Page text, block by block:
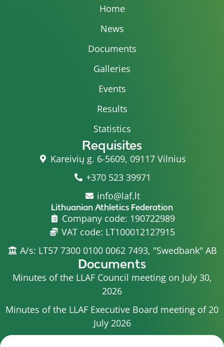
Home
News
Documents
Galleries
Events
Results
Statistics
Requisites
Kareivių g. 6-5609, 09117 Vilnius
+370 523 39971
info@laf.lt
Lithuanian Athletics Federation
Company code: 190722989
VAT code: LT100012127915
A/s: LT57 7300 0100 0062 7493, "Swedbank" AB
Documents
Minutes of the LLAF Council meeting on July 30,
2026
Minutes of the LLAF Executive Board meeting of 20
July 2026